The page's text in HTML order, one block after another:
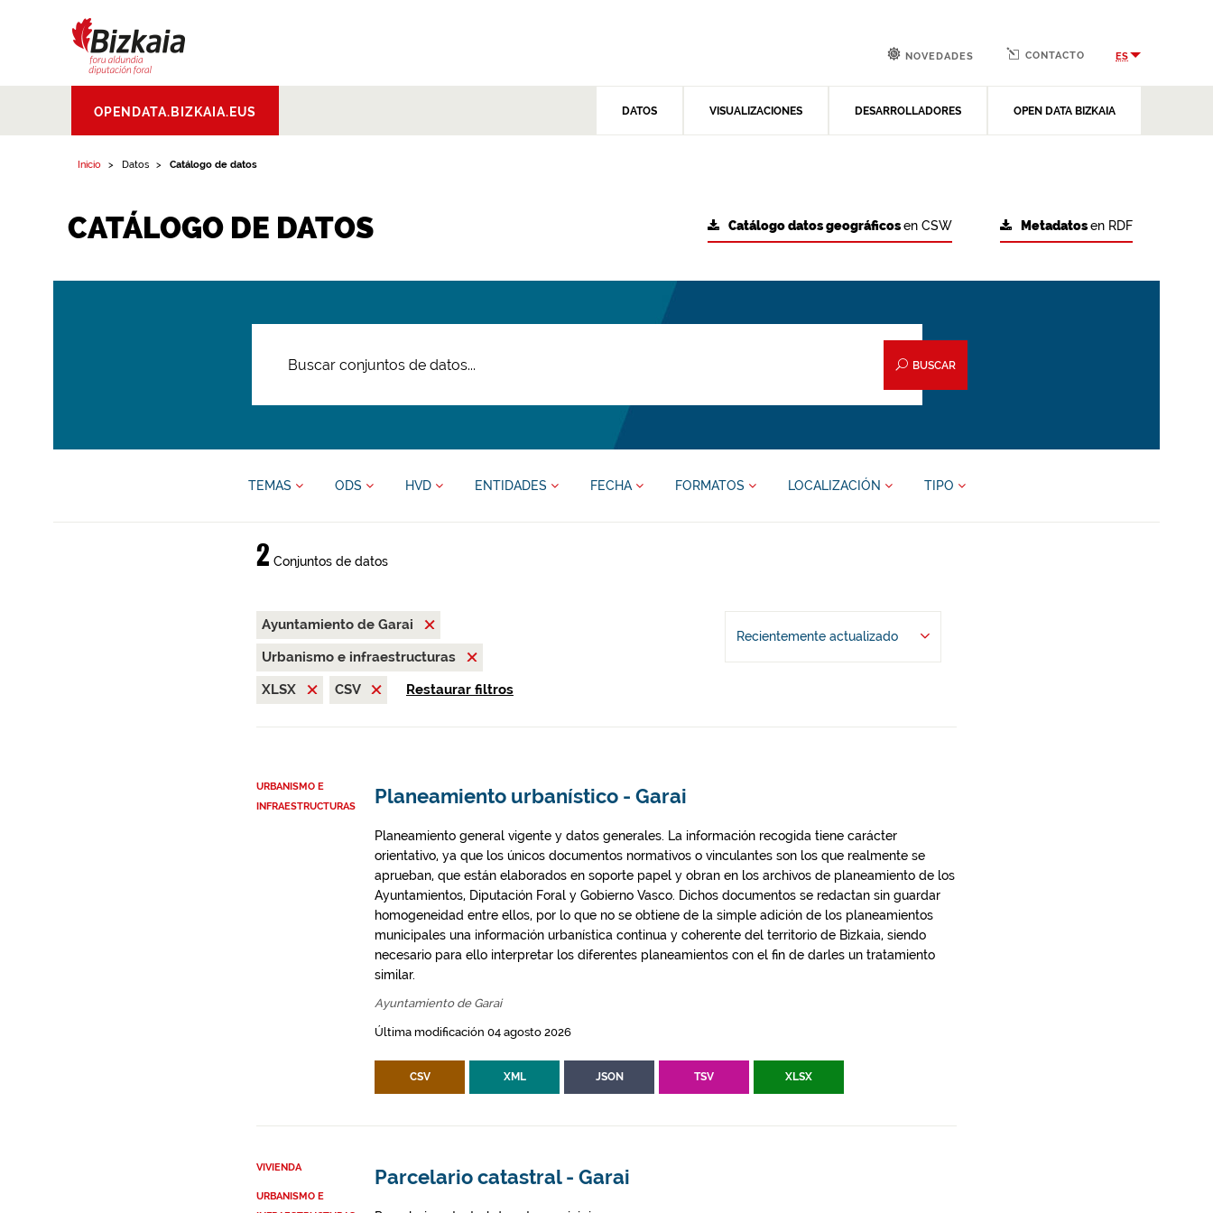
Aldundia.Diputacion
Foral de Bizkaia
OPENDATA.BIZKAIA.EUS DATOS VISUALIZACIONES DESARROLLADORES OPEN DATA BIZKAIA
NOVEDADES CONTACTO ES
Inicio Datos Catálogo de datos
CATÁLOGO DE DATOS Metadatosen RDF
Catálogo datos geográficosen CSW
BUSCAR
TEMAS ODS HVD ENTIDADES FECHA FORMATOS LOCALIZACIÓN TIPO
2 Conjuntos de datos
Ayuntamiento de Garai
Urbanismo e infraestructuras
XLSX
CSV Restaurar filtros
Recientemente actualizado
URBANISMO E
INFRAESTRUCTURAS
Planeamiento urbanístico - Garai
Planeamiento general vigente y datos generales. La información recogida tiene carácter
orientativo, ya que los únicos documentos normativos o vinculantes son los que realmente se
aprueban, que están elaborados en soporte papel y obran en los archivos de planeamiento de los
Ayuntamientos, Diputación Foral y Gobierno Vasco. Dichos documentos se redactan sin guardar
homogeneidad entre ellos, por lo que no se obtiene de la simple adición de los planeamientos
municipales una información urbanística continua y coherente del territorio de Bizkaia, siendo
necesario para ello interpretar los diferentes planeamientos con el fin de darles un tratamiento
similar.
Ayuntamiento de Garai
Última modificación 04 agosto 2026
CSV XML JSON TSV XLSX
VIVIENDA
URBANISMO E
Parcelario catastral - Garai